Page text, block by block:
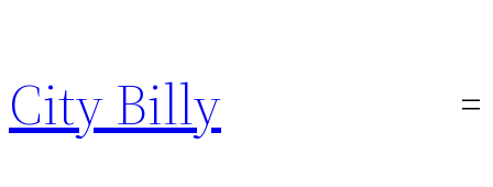
content
City Billy